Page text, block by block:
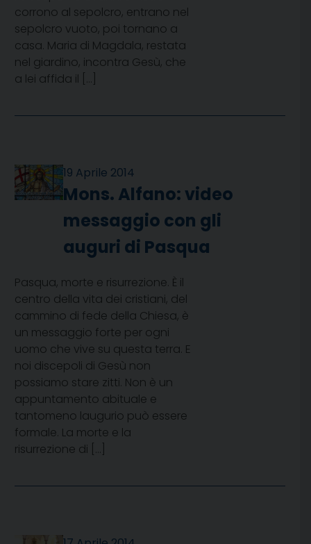
corrono al sepolcro, entrano nel
sepolcro vuoto, poi tornano a
casa. Maria di Magdala, restata
nel giardino, incontra Gesù, che
a lei affida il […]
19 Aprile 2014
Mons. Alfano: video
messaggio con gli
auguri di Pasqua
Pasqua, morte e risurrezione. È il
centro della vita dei cristiani, del
cammino di fede della Chiesa, è
un messaggio forte per ogni
uomo che vive su questa terra. E
noi discepoli di Gesù non
possiamo stare zitti. Non è un
appuntamento abituale e
tantomeno laugurio può essere
formale. La morte e la
risurrezione di […]